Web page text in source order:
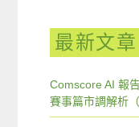
最新文章
Comscore AI 報
賽事篇市調解析